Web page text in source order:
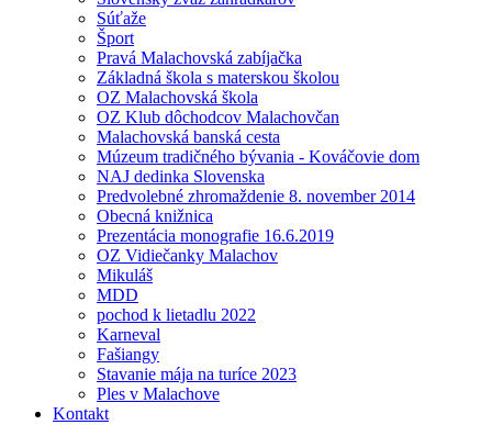
Súťaže
Šport
Pravá Malachovská zabíjačka
Základná škola s materskou školou
OZ Malachovská škola
OZ Klub dôchodcov Malachovčan
Malachovská banská cesta
Múzeum tradičného bývania - Kováčovie dom
NAJ dedinka Slovenska
Predvolebné zhromaždenie 8. november 2014
Obecná knižnica
Prezentácia monografie 16.6.2019
OZ Vidiečanky Malachov
Mikuláš
MDD
pochod k lietadlu 2022
Karneval
Fašiangy
Stavanie mája na turíce 2023
Ples v Malachove
Kontakt